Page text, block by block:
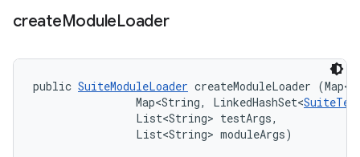
createModuleLoader
public SuiteModuleLoader createModuleLoader
                Map<String, LinkedHashSet<
                List<String> testArgs,
                List<String> moduleArgs)